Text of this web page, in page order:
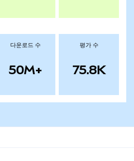
다운로드 수
50M+
평가 수
75.8K